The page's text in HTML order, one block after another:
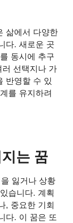
삶에서 다양한
다. 새로운 곳
동시에 추구
선택지나 가
반영할 수 있
를 유지하려
는 꿈
잃거나 상황
습니다. 계획
, 중요한 기회
다. 이 꿈은 또